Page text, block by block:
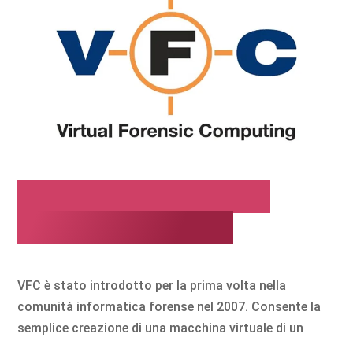
VFC è stato introdotto per la prima volta nella
comunità informatica forense nel 2007. Consente la
semplice creazione di una macchina virtuale di un